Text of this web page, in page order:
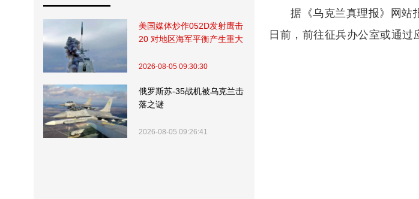
美国媒体炒作052D发射鹰击
20 对地区海军平衡产生重大
2026-08-05 09:30:30
俄罗斯苏-35战机被乌克兰击
落之谜
2026-08-05 09:26:41
据《乌克兰真理报》网站
日前，前往征兵办公室或通过